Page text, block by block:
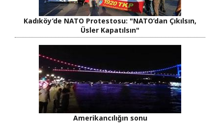
Kadıköy’de NATO Protestosu: "NATO’dan Çıkılsın,
Üsler Kapatılsın"
Amerikancılığın sonu